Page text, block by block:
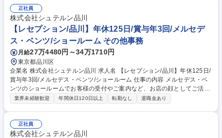
ティング・プロモーションの様々な意思決定にかかわることができます。
また、会社の中長期的な視点に立ち、必要なデータや示唆を得ることを目
的とした自主調査の提案・チャレンジもできます。 募集職種 【マーケテ
ィングリサーチャー】ゲームタイトルの市場調査/グローバルで活躍
正社員
株式会社シュテルン品川
【レセプション/品川】年休125日/賞与年3回/メルセデ
ス・ベンツ/ショールーム その他事務
月給27万4480円～34万1710円
東京都品川区
企業名 株式会社シュテルン品川 求人名 【レセプション/品川】年休125日/
賞与年3回/メルセデス・ベンツ/ショールーム 仕事の内容 メルセデス・ベ
ンツのショールームでお客様の受付やご案内など、お店の顔としてご活躍
いただきます。あなたのおもてなしがお客様とお店をつなぎます。 【業務
予約の取り付けと、セールススタッフへの情報共有・セールススタッフ等
との連携（商品の販売や説明を依頼）・ショールーム美化、シーズンごと
業界未経験歓迎 年間休日120日以上 転勤なし 退職金あり
正社員
株式会社シュテルン品川